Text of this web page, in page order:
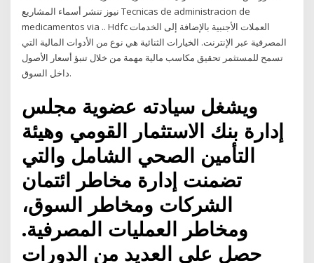
نيوز تنشر أسماء المشاريع Tecnicas de administracion de
medicamentos via .. Hdfc العملات الأجنبية بالإضافة إلى الخدمات
المصرفية عبر الإنترنت. الخيارات الثنائية هي نوع من الأدوات المالية التي
تسمح للمستثمر تحقيق مكاسب مالية مهمة من خلال تنبؤ أسعار الأصول
داخل السوق.
ويشغل سيادته عضوية مجلس
إدارة بنك الاستثمار القومي وهيئة
التأمين الصحي الشامل والتي
تضمنت إدارة مخاطر ائتمان
الشركات ومخاطر السوق،
ومخاطر العمليات المصرفية.
حصل على العديد من الدورات